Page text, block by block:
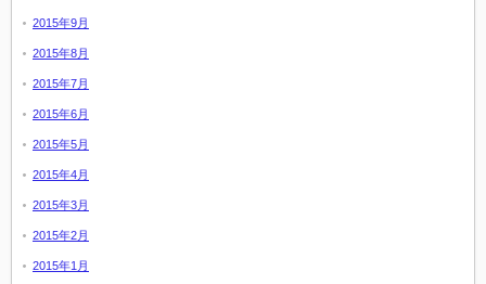
2015年9月
2015年8月
2015年7月
2015年6月
2015年5月
2015年4月
2015年3月
2015年2月
2015年1月